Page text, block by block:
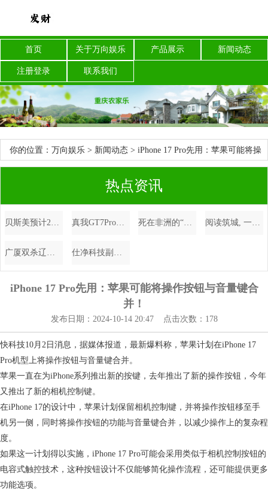
首页 关于万向娱乐 产品展示 新闻动态
注册登录 联系我们
你的位置： 万向娱乐 > 新闻动态 > iPhone 17 Pro先用：苹果可能将操
热点资讯
贝斯美预计2025年为子公司提供不超过10.27亿担保 真我GT7Pro入网：骁龙8Gen4+120W快充，最快10月底发布 死在非洲的“常州提督”，曾火烧圆明园，戈登之死为啥震动英国？_苏丹_战争_洋枪队 阅读筑城, 一个开放社会的全民阅读风景
广厦双杀辽宁, 内线不支, 后卫线缺条腿, 杨鸣创下三项队史记录 仕净科技副总经理陆寿江：碳捕集技术助力实现“变废为宝”，助力低碳建材生产
iPhone 17 Pro先用：苹果可能将操作按钮与音量键合
并！
发布日期：2024-10-14 20:47 点击次数：178
快科技10月2日消息，据媒体报道，最新爆料称，苹果计划在iPhone 17
Pro机型上将操作按钮与音量键合并。
苹果一直在为iPhone系列推出新的按键，去年推出了新的操作按钮，今年
又推出了新的相机控制键。
在iPhone 17的设计中，苹果计划保留相机控制键，并将操作按钮移至手
机另一侧，同时将操作按钮的功能与音量键合并，以减少操作上的复杂程
度。
如果这一计划得以实施，iPhone 17 Pro可能会采用类似于相机控制按钮的
电容式触控技术，这种按钮设计不仅能够简化操作流程，还可能提供更多
功能选项。